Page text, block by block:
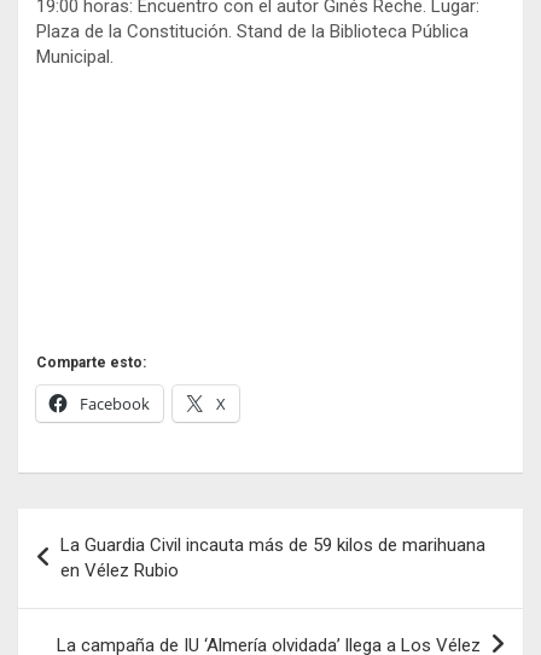
19:00 horas: Encuentro con el autor Ginés Reche. Lugar:
Plaza de la Constitución. Stand de la Biblioteca Pública
Municipal.
Comparte esto:
Facebook X
de
entradas
La Guardia Civil incauta más de 59 kilos de marihuana
en Vélez Rubio
La campaña de IU ‘Almería olvidada’ llega a Los Vélez